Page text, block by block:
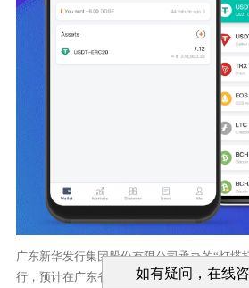
广东新华发行集团股份有限公司承办的“灯塔
行，预计在广东省建成100家“新华·终身学习
如有疑问，在线